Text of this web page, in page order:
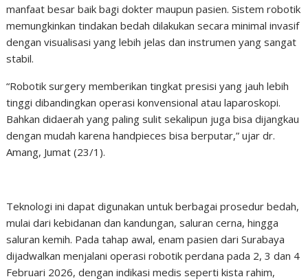
manfaat besar baik bagi dokter maupun pasien. Sistem robotik
memungkinkan tindakan bedah dilakukan secara minimal invasif
dengan visualisasi yang lebih jelas dan instrumen yang sangat
stabil.
“Robotik surgery memberikan tingkat presisi yang jauh lebih
tinggi dibandingkan operasi konvensional atau laparoskopi.
Bahkan didaerah yang paling sulit sekalipun juga bisa dijangkau
dengan mudah karena handpieces bisa berputar,” ujar dr.
Amang, Jumat (23/1).
Teknologi ini dapat digunakan untuk berbagai prosedur bedah,
mulai dari kebidanan dan kandungan, saluran cerna, hingga
saluran kemih. Pada tahap awal, enam pasien dari Surabaya
dijadwalkan menjalani operasi robotik perdana pada 2, 3 dan 4
Februari 2026, dengan indikasi medis seperti kista rahim,